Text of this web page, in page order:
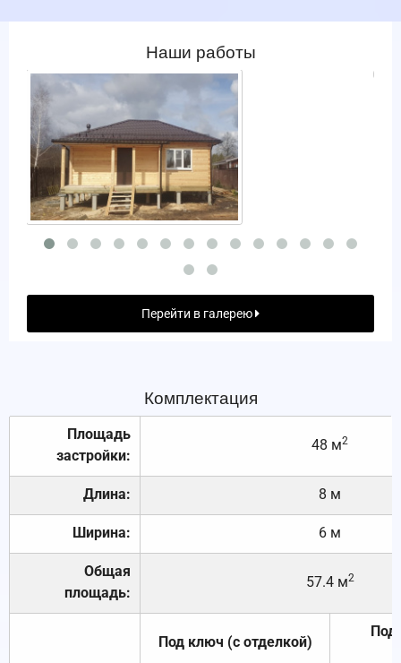
Наши работы
Перейти в галерею
Комплектация
Площадь
застройки:
48 м2
Длина: 8 м
Ширина: 6 м
Общая
площадь:
57.4 м2
Под ключ (с отделкой)
Под